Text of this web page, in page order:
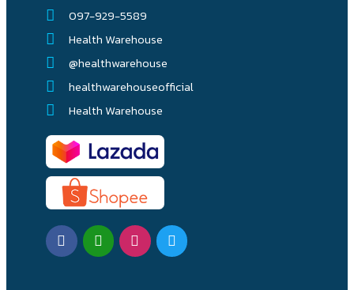
097-929-5589
Health Warehouse
@healthwarehouse
healthwarehouseofficial
Health Warehouse